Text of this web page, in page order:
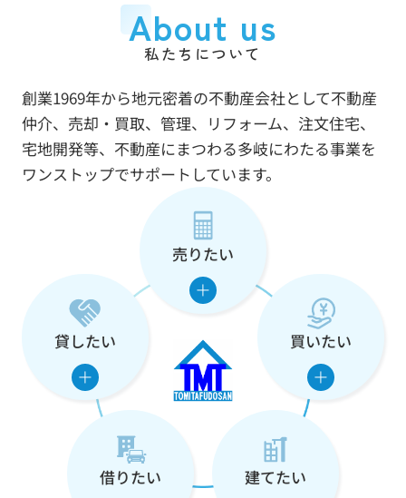
実
績
で
た
の
About us
私たちについて
創業1969年から地元密着の不動産会社として不動産
仲介、売却・買取、管理、リフォーム、注文住宅、
宅地開発等、不動産にまつわる多岐にわたる事業を
ワンストップでサポートしています。
売りたい
買いたい
貸したい
借りたい 建てたい